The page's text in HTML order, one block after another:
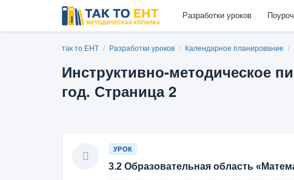
Разработки уроков
так то ЕНТ / Разработки уроков / Календарное планирование /
Инструктивно-методическое
год. Страница 2
УРОК
3.2 Образовательная область